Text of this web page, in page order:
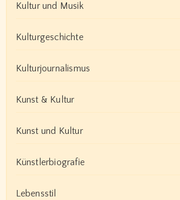
Kultur und Musik
Kulturgeschichte
Kulturjournalismus
Kunst & Kultur
Kunst und Kultur
Künstlerbiografie
Lebensstil